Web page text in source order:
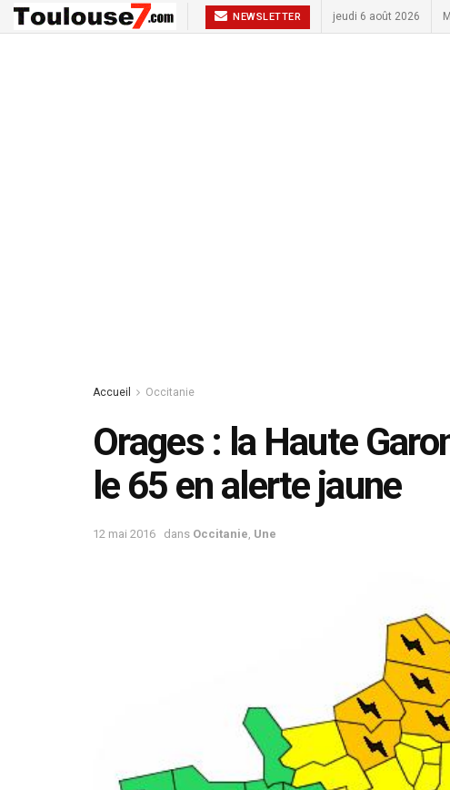
NEWSLETTER jeudi 6 août 2026
Accueil Occitanie
Orages : la Haute
le 65 en alerte jaune
12 mai 2016 dans Occitanie Une